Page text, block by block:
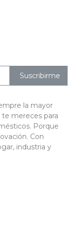
Suscribirme
la mayor
mereces para
Porque
Con
industria y